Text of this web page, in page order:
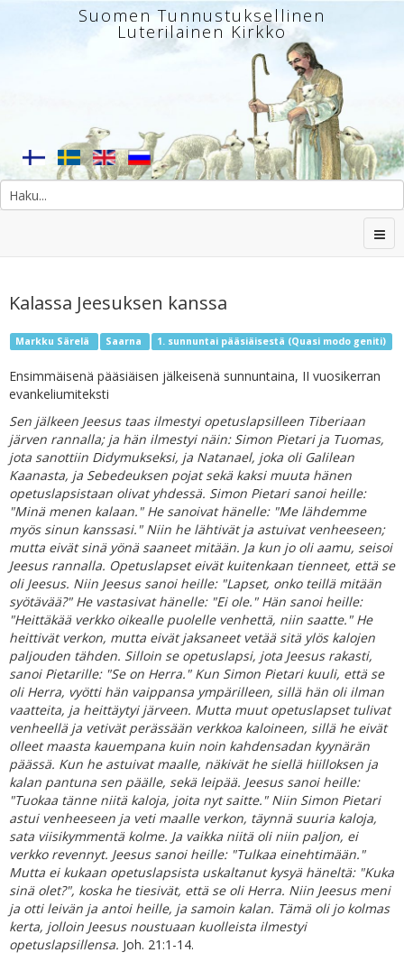
Suomen Tunnustuksellinen
Luterilainen Kirkko
Kalassa Jeesuksen kanssa
Markku Särelä Saarna 1. sunnuntai pääsiäisestä (Quasi modo geniti)
Ensimmäisenä pääsiäisen jälkeisenä sunnuntaina, II vuosikerran
evankeliumiteksti
Sen jälkeen Jeesus taas ilmestyi opetuslapsilleen Tiberiaan
järven rannalla; ja hän ilmestyi näin: Simon Pietari ja Tuomas,
jota sanottiin Didymukseksi, ja Natanael, joka oli Galilean
Kaanasta, ja Sebedeuksen pojat sekä kaksi muuta hänen
opetuslapsistaan olivat yhdessä. Simon Pietari sanoi heille:
"Minä menen kalaan." He sanoivat hänelle: "Me lähdemme
myös sinun kanssasi." Niin he lähtivät ja astuivat venheeseen;
mutta eivät sinä yönä saaneet mitään. Ja kun jo oli aamu, seisoi
Jeesus rannalla. Opetuslapset eivät kuitenkaan tienneet, että se
oli Jeesus. Niin Jeesus sanoi heille: "Lapset, onko teillä mitään
syötävää?" He vastasivat hänelle: "Ei ole." Hän sanoi heille:
"Heittäkää verkko oikealle puolelle venhettä, niin saatte." He
heittivät verkon, mutta eivät jaksaneet vetää sitä ylös kalojen
paljouden tähden. Silloin se opetuslapsi, jota Jeesus rakasti,
sanoi Pietarille: "Se on Herra." Kun Simon Pietari kuuli, että se
oli Herra, vyötti hän vaippansa ympärilleen, sillä hän oli ilman
vaatteita, ja heittäytyi järveen. Mutta muut opetuslapset tulivat
venheellä ja vetivät perässään verkkoa kaloineen, sillä he eivät
olleet maasta kauempana kuin noin kahdensadan kyynärän
päässä. Kun he astuivat maalle, näkivät he siellä hiilloksen ja
kalan pantuna sen päälle, sekä leipää. Jeesus sanoi heille:
"Tuokaa tänne niitä kaloja, joita nyt saitte." Niin Simon Pietari
astui venheeseen ja veti maalle verkon, täynnä suuria kaloja,
sata viisikymmentä kolme. Ja vaikka niitä oli niin paljon, ei
verkko revennyt. Jeesus sanoi heille: "Tulkaa einehtimään."
Mutta ei kukaan opetuslapsista uskaltanut kysyä häneltä: "Kuka
sinä olet?", koska he tiesivät, että se oli Herra. Niin Jeesus meni
ja otti leivän ja antoi heille, ja samoin kalan. Tämä oli jo kolmas
kerta, jolloin Jeesus noustuaan kuolleista ilmestyi
opetuslapsillensa. Joh. 21:1-14.